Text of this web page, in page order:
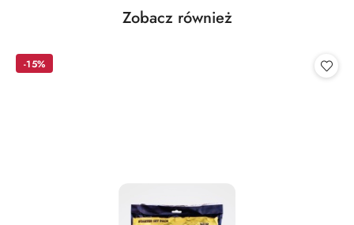
Pomiń karuzelę produktów
Produkty
Zobacz również
-15%